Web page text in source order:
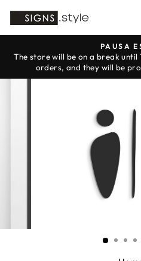
direttamente
ai
PAUSA
The store will be on a break until
orders, and they will be